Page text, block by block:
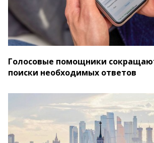
Голосовые помощники
поиски необходимых ответов